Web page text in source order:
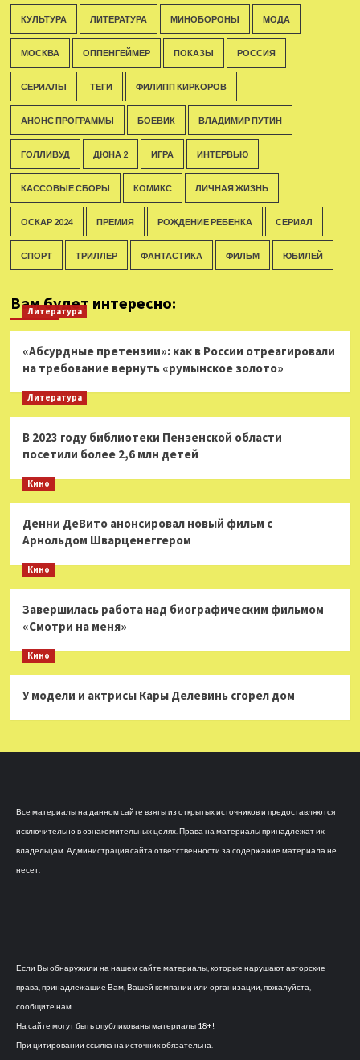
КУЛЬТУРА ЛИТЕРАТУРА МИНОБОРОНЫ МОДА
МОСКВА ОППЕНГЕЙМЕР ПОКАЗЫ РОССИЯ
СЕРИАЛЫ ТЕГИ ФИЛИПП КИРКОРОВ
АНОНС ПРОГРАММЫ БОЕВИК ВЛАДИМИР ПУТИН
ГОЛЛИВУД ДЮНА 2 ИГРА ИНТЕРВЬЮ
КАССОВЫЕ СБОРЫ КОМИКС ЛИЧНАЯ ЖИЗНЬ
ОСКАР 2024 ПРЕМИЯ РОЖДЕНИЕ РЕБЕНКА СЕРИАЛ
СПОРТ ТРИЛЛЕР ФАНТАСТИКА ФИЛЬМ ЮБИЛЕЙ
Вам будет интересно:
Литература
«Абсурдные претензии»: как в России отреагировали
на требование вернуть «румынское золото»
Литература
В 2023 году библиотеки Пензенской области
посетили более 2,6 млн детей
Кино
Денни ДеВито анонсировал новый фильм с
Арнольдом Шварценеггером
Кино
Завершилась работа над биографическим фильмом
«Смотри на меня»
Кино
У модели и актрисы Кары Делевинь сгорел дом
Все материалы на данном сайте взяты из открытых источников и предоставляются
исключительно в ознакомительных целях. Права на материалы принадлежат их
владельцам. Администрация сайта ответственности за содержание материала не
несет.
Если Вы обнаружили на нашем сайте материалы, которые нарушают авторские
права, принадлежащие Вам, Вашей компании или организации, пожалуйста,
сообщите нам.
На сайте могут быть опубликованы материалы 18+!
При цитировании ссылка на источник обязательна.